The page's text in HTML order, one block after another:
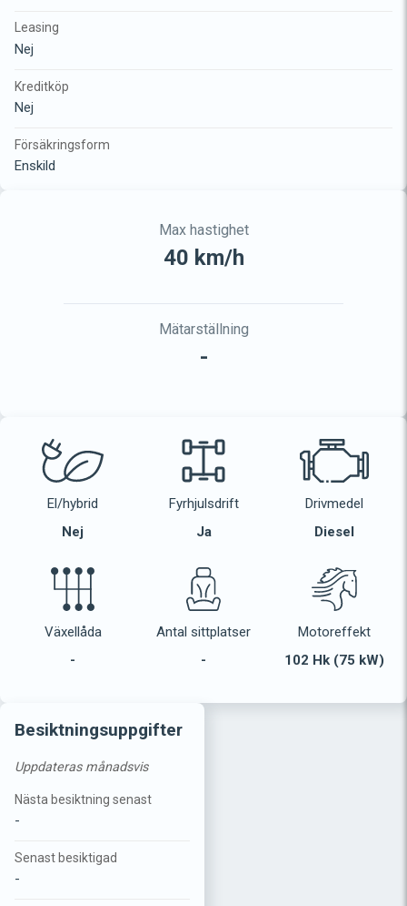
Leasing
Nej
Kreditköp
Nej
Försäkringsform
Enskild
Max hastighet
40 km/h
Mätarställning
-
El/hybrid
Nej
Fyrhjulsdrift
Ja
Drivmedel
Diesel
Växellåda
-
Antal sittplatser
-
Motoreffekt
102 Hk (75 kW)
Besiktningsuppgifter
Uppdateras månadsvis
Nästa besiktning senast
-
Senast besiktigad
-